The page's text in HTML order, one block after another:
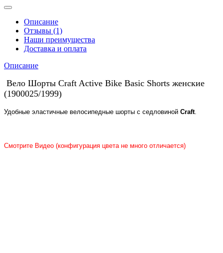
Описание
Отзывы (1)
Наши преимущества
Доставка и оплата
Описание
Вело Шорты Craft Active Bike Basic Shorts женские
(1900025/1999)
Удобные эластичные велосипедные шорты с седловиной Craft.
Смотрите Видео (конфигурация цвета не много отличается)